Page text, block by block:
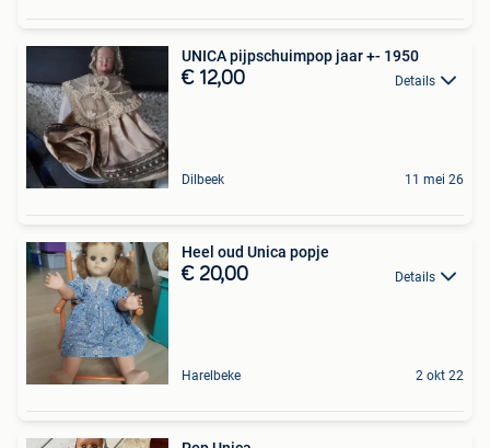
UNICA pijpschuimpop jaar +- 1950
€ 12,00 Details
Dilbeek 11 mei 26
Heel oud Unica popje
€ 20,00 Details
Harelbeke 2 okt 22